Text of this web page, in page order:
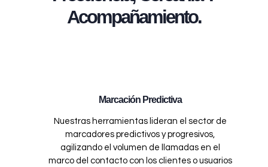
Acompañamiento.
Marcación Predictiva
Nuestras herramientas lideran el sector de
marcadores predictivos y progresivos,
agilizando el volumen de llamadas en el
marco del contacto con los clientes o usuarios